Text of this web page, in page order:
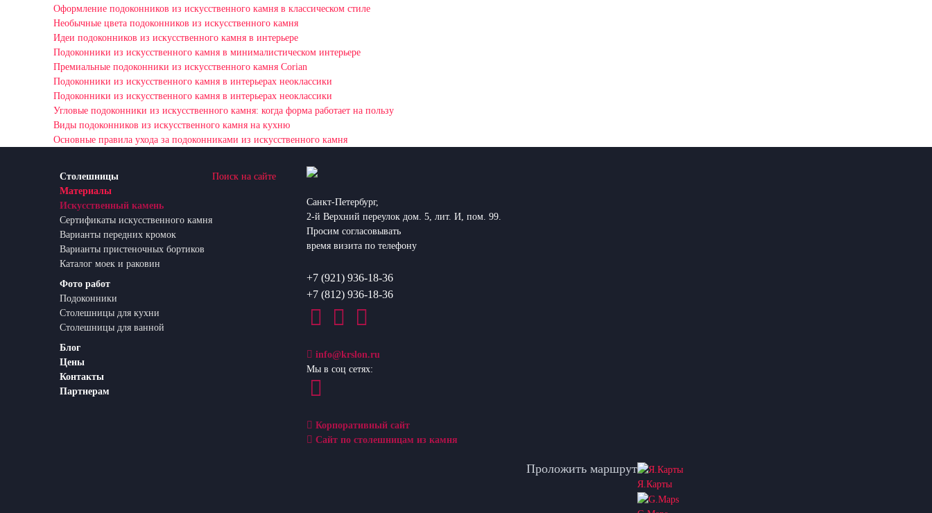
Оформление подоконников из искусственного камня в классическом стиле
Необычные цвета подоконников из искусственного камня
Идеи подоконников из искусственного камня в интерьере
Подоконники из искусственного камня в минималистическом интерьере
Премиальные подоконники из искусственного камня Corian
Подоконники из искусственного камня в интерьерах неоклассики
Подоконники из искусственного камня в интерьерах неоклассики
Угловые подоконники из искусственного камня: когда форма работает на пользу
Виды подоконников из искусственного камня на кухню
Основные правила ухода за подоконниками из искусственного камня
Столешницы
Материалы
Искусственный камень
Сертификаты искусственного камня
Варианты передних кромок
Варианты пристеночных бортиков
Каталог моек и раковин
Фото работ
Подоконники
Столешницы для кухни
Столешницы для ванной
Блог
Цены
Контакты
Партнерам
Поиск на сайте
Санкт-Петербург,
2-й Верхний переулок дом. 5, лит. И, пом. 99.
Просим согласовывать
время визита по телефону
+7 (921) 936-18-36
+7 (812) 936-18-36
info@krslon.ru
Мы в соц сетях:
Корпоративный сайт
Сайт по столешницам из камня
Проложить маршрут
Я.Карты